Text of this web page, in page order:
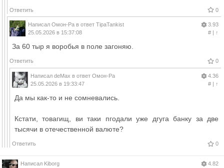
Ответить 0
Написал Омон-Ра в ответ TipaTankist
25.05.2026 в 15:37:08
3.93
#| ↑
За 60 тыр я воробья в поле загоняю.
Ответить 0
Написал deMax в ответ Омон-Ра
25.05.2026 в 19:33:47
4.36
#| ↑
Да мы как-то и не сомневались.
Кстати, товагищ, ви таки пгодали уже дгуга банку за две
тысячи в отечественной валюте?
Ответить 0
Написал Kiborg
4.82